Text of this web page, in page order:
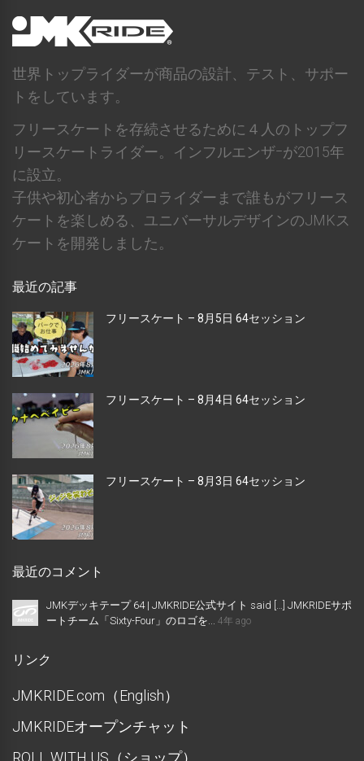
世界トップライダーが商品の設計、テスト、サポー
トをしています。
フリースケートを存続させるために４人のトップフ
リースケートライダー。インフルエンザｰが2015年
に設立。
子供や初心者からプロライダーまで誰もがフリース
ケートを楽しめる、ユニバーサルデザインのJMKス
ケートを開発しました。
最近の記事
フリースケート – 8月5日 64セッション
フリースケート – 8月4日 64セッション
フリースケート – 8月3日 64セッション
最近のコメント
JMKデッキテープ 64 | JMKRIDE公式サイト said […] JMKRIDEサポ
ートチーム「Sixty-Four」のロゴを...
4年 ago
リンク
JMKRIDE.com（English）
JMKRIDEオープンチャット
ROLL WITH US（ショップ）